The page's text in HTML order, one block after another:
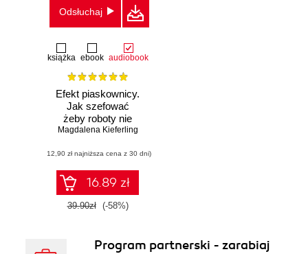
Odsłuchaj
książka ebook audiobook
Efekt piaskownicy.
Jak szefować
żeby roboty nie
zabrały ci roboty
Magdalena Kieferling
(12,90 zł najniższa cena z 30 dni)
16.89 zł
39.90zł (-58%)
Program partnerski - zarabiaj